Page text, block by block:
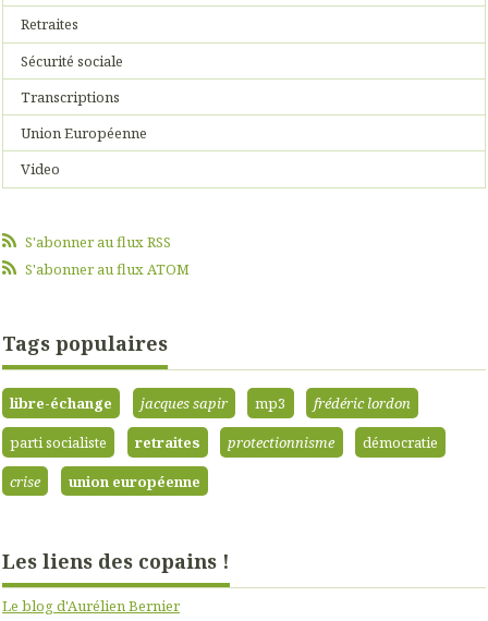
Retraites
Sécurité sociale
Transcriptions
Union Européenne
Video
S'abonner au flux RSS
S'abonner au flux ATOM
Tags populaires
libre-échange jacques sapir mp3
frédéric lordon
parti socialiste
retraites protectionnisme
démocratie
crise
union européenne
Les liens des copains !
Le blog d'Aurélien Bernier